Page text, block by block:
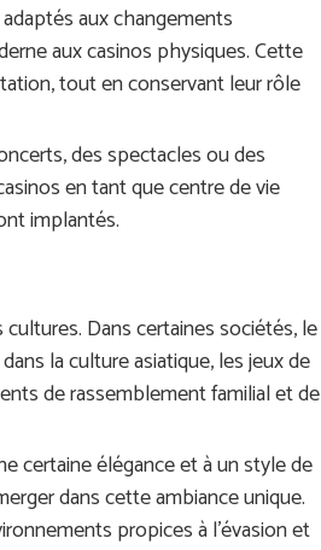
aux changements
aux casinos physiques. Cette
tout en conservant leur rôle
des spectacles ou des
en tant que centre de vie
implantés.
Dans certaines sociétés, le
la culture asiatique, les jeux de
de rassemblement familial et de
certaine élégance et à un style de
dans cette ambiance unique.
propices à l’évasion et